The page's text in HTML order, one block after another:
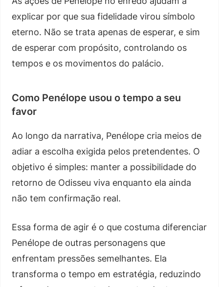
explicar por que sua fidelidade virou símbolo
eterno. Não se trata apenas de esperar, e sim
de esperar com propósito, controlando os
tempos e os movimentos do palácio.
Como Penélope usou o tempo a seu
favor
Ao longo da narrativa, Penélope cria meios de
adiar a escolha exigida pelos pretendentes. O
objetivo é simples: manter a possibilidade do
retorno de Odisseu viva enquanto ela ainda
não tem confirmação real.
Essa forma de agir é o que costuma diferenciar
Penélope de outras personagens que
enfrentam pressões semelhantes. Ela
transforma o tempo em estratégia, reduzindo